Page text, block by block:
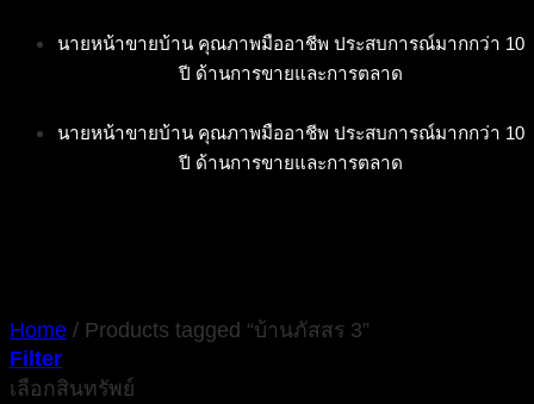
Skip
นายหน้าขายบ้าน คุณภาพมืออาชีพ ประสบการณ์มากกว่า 10
ปี ด้านการขายและการตลาด
นายหน้าขายบ้าน คุณภาพมืออาชีพ ประสบการณ์มากกว่า 10
ปี ด้านการขายและการตลาด
Home / Products tagged “บ้านภัสสร 3”
Filter
เลือกสินทรัพย์